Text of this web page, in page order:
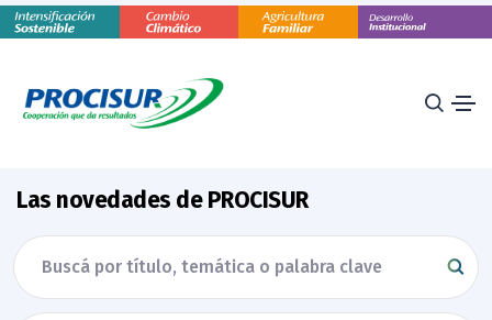
Las novedades de PROCISUR